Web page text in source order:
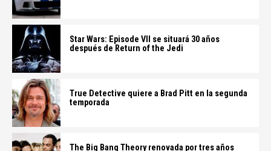
Star Wars: Episode VII se situará 30 años
después de Return of the Jedi
True Detective quiere a Brad Pitt en la segunda
temporada
The Big Bang Theory renovada por tres años